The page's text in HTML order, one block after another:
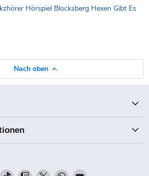
Hörspiel Blocksberg Hexen Gibt Es
Nach oben